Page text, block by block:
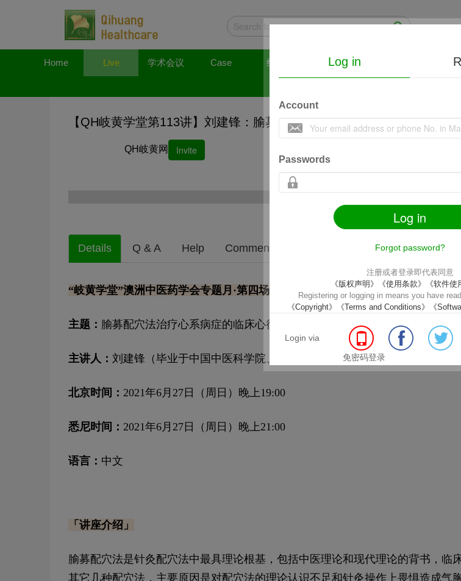
Home Live 学术会议 Case 线下 Mall Lecture
Log in
Account
Passwords
Log in
Forgot password?
注册或者登录即代表同意
《版权声明》
《使用条款》
《软件使
Registering or logging in means you have
《Copyright》
《Terms and Conditions》 《
Login via
免密码登录
【QH岐黄学堂第113讲】刘建锋：腧募配穴法治疗心系病症的临床心得
QH岐黄网 Invite
Details Q & A Help Comments Mobile Related
“岐黄学堂”澳洲中医药学会专题月·第四场
主题： 腧募配穴法治疗心系病症的临床心得
主讲人： 刘建锋（毕业于中国中医科学院、 澳大利亚中医药学会全国理事科研部主
北京时间： 2021年6月27日（周日）晚上19:00
悉尼时间： 2021年6月27日（周日）晚上21:00
语言： 中文
「讲座介绍」
腧募配穴法是针灸配穴法中最具理论根基，包括中医理论和现代理论的背书，
其它几种配穴法，主要原因是对配穴法的理论认识不足和针灸操作上畏惧造成